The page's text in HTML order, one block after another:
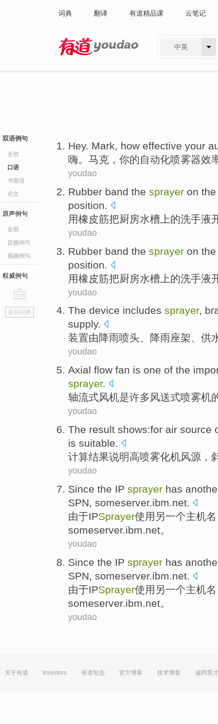
词典 翻译 有道精品课 云笔记
中英
双语例句
全部
口语
书面语
论文
原声例句
全部
音频例句
视频例句
权威例句
go
top
返回词典
Hey. Mark, how effective your
嗨。 马克 ， 你的自动化喷雾器效
youdao
Rubber band the sprayer on the
position.
用橡皮筋把厨房水槽 上的洗手液
youdao
Rubber band the sprayer on the
position
用橡皮筋把厨房水槽 上的洗手液
youdao
The device includes sprayer,
supply.
装置由降雨喷头、降雨座架、 供
youdao
Axial flow fan is one of the
sprayer.
轴流式风机是许多风送式喷雾机
youdao
The result shows:for air source
is suitable.
计算结果说明高喷雾化机风源，
youdao
Since the IP sprayer has
SPN, someserver.ibm.net.
由于IPSprayer使用 另一个主机名
someserver.ibm.net。
youdao
Since the IP sprayer has
SPN , someserver.ibm.net.
由于IPSprayer使用 另一个主机名
someserver.ibm.net。
youdao
关于有道 Investors 有道智选 官方博客 技术博客 诚聘英才